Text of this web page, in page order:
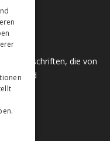
Zeitschriften, die von
und
ITALIAN